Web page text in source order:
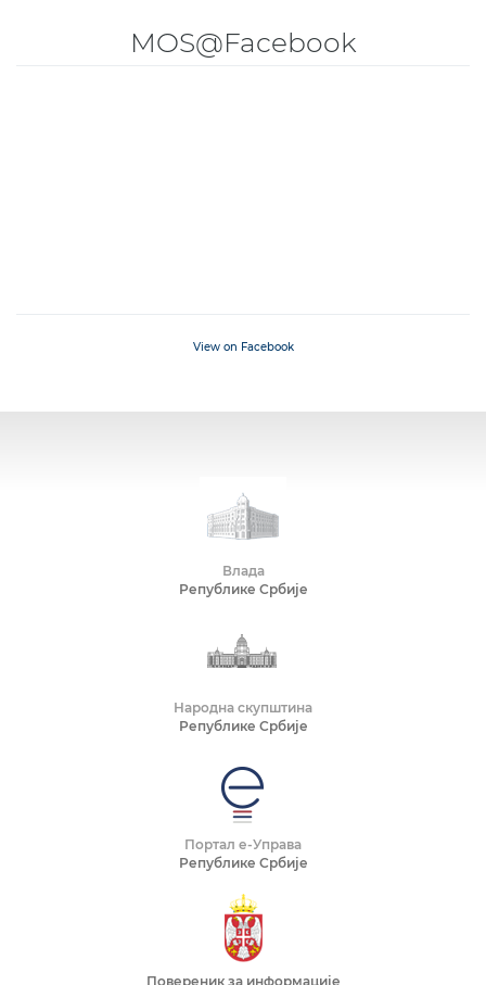
MOS@Facebook
View on Facebook
Влада
Републике Србије
Народна скупштина
Републике Србије
Портал е-Управа
Републике Србије
Повереник за информације